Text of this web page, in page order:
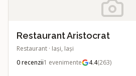
Restaurant Aristocrat
Restaurant · Iași, Iași
0recenzii1 evenimente 4.4(263)